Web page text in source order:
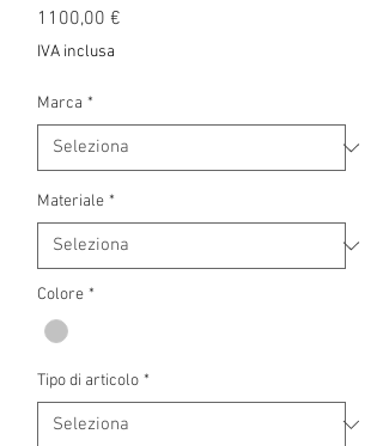
1100,00 €
IVA inclusa
Marca *
Materiale *
Colore *
Tipo di articolo *